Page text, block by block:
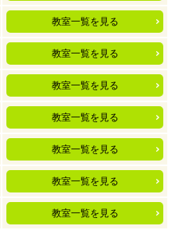
教室一覧を見る
教室一覧を見る
教室一覧を見る
教室一覧を見る
教室一覧を見る
教室一覧を見る
教室一覧を見る